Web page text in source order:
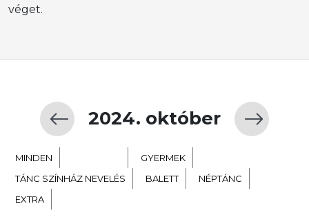
véget.
2024. október
MINDEN
GYERMEK
TÁNC SZÍNHÁZ NEVELÉS
BALETT
NÉPTÁNC
EXTRA